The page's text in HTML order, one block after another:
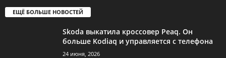
ЕЩЁ БОЛЬШЕ НОВОСТЕЙ
Skoda выкатила кроссовер Peaq. Он
больше Kodiaq и управляется с телефона
24 июня, 2026